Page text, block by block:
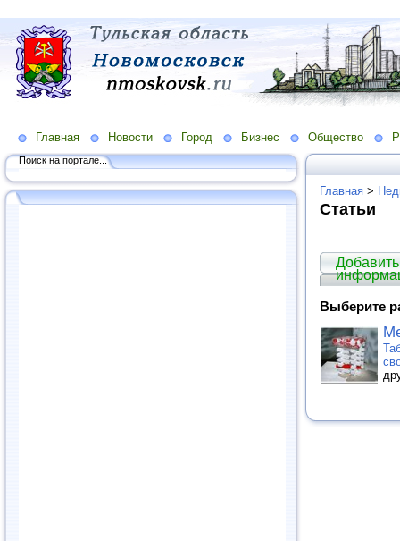
Главная Новости Город Бизнес Общество
Поиск на портале...
Главная >
Статьи
Выберите